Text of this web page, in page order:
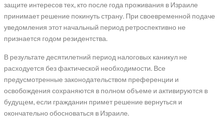
защите интересов тех, кто после года проживания в Израиле
принимает решение покинуть страну. При своевременной подаче
уведомления этот начальный период ретроспективно не
признается годом резидентства.
В результате десятилетний период налоговых каникул не
расходуется без фактической необходимости. Все
предусмотренные законодательством преференции и
освобождения сохраняются в полном объеме и активируются в
будущем, если гражданин примет решение вернуться и
окончательно обосноваться в Израиле.